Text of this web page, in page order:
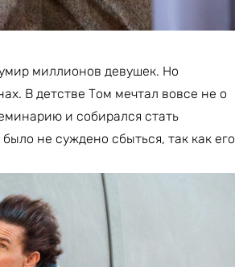
миллионов девушек. Но
В детстве Том мечтал вовсе не о
и собирался стать
не суждено сбыться, так как его